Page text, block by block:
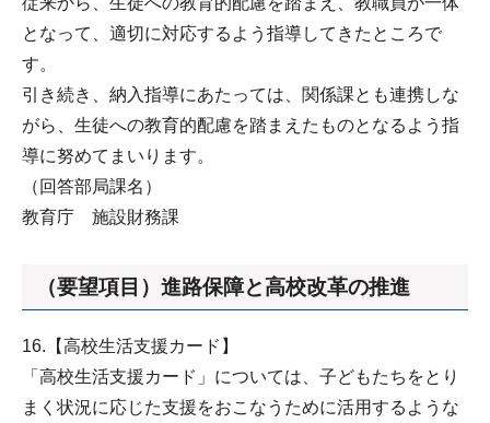
となって、適切に対応するよう指導してきたところで
す。
引き続き、納入指導にあたっては、関係課とも連携しな
がら、生徒への教育的配慮を踏まえたものとなるよう指
導に努めてまいります。
（回答部局課名）
教育庁 施設財務課
（要望項目）進路保障と高校改革の推進
16.【高校生活支援カード】
「高校生活支援カード」については、子どもたちをとり
まく状況に応じた支援をおこなうために活用するような